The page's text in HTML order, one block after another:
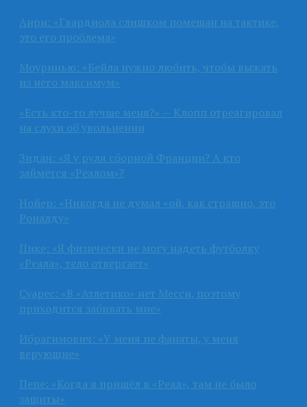
Анри: «Гвардиола слишком помешан на тактике,
это его проблема»
Моуринью: «Бейла нужно любить, чтобы выжать
из него максимум»
«Есть кто-то лучше меня?» — Клопп отреагировал
на слухи об увольнении
Зидан: «Я у руля сборной Франции? А кто
займётся «Реалом»?
Нойер: «Никогда не думал «ой, как страшно, это
Роналду»
Пике: «Я физически не могу надеть футболку
«Реала», тело отвергает»
Суарес: «В «Атлетико» нет Месси, поэтому
приходится забивать мне»
Ибрагимович: «У меня не фанаты, у меня
верующие»
Пепе: «Когда я пришёл в «Реал», там не было
защиты»